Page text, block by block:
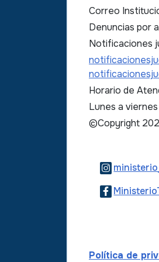
Correo
Denuncias por
Notificaciones
Horario de
Lunes a
©Copyright
Política de